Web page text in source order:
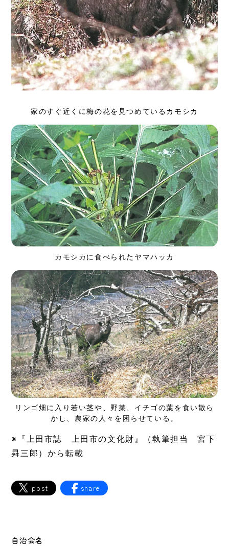
家のすぐ近くに梅の花を見つめているカモシカ
カモシカに食べられたヤマハッカ
リンゴ畑に入り若い茎や、野菜、イチゴの葉を食い散ら
かし、農家の人々を困らせている。
※『上田市誌 上田市の文化財』（執筆担当 宮下
曻三郎）から転載
post share
自治会名